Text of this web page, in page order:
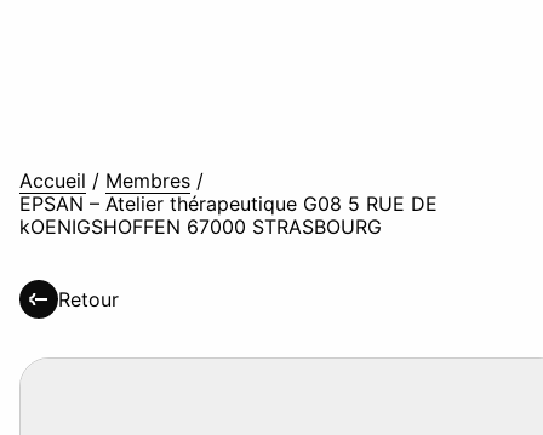
Accueil / Membres /
EPSAN – Atelier thérapeutique G08 5 RUE DE
kOENIGSHOFFEN 67000 STRASBOURG
Retour